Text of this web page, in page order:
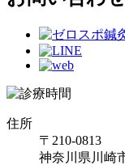
住所
〒210-0813
神奈川県川崎